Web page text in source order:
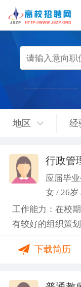
地区 经
应届毕业
女 / 26岁
工作能力：在校
有较好的组织策
务； 学习能力：
做事认真细心，
下载简历